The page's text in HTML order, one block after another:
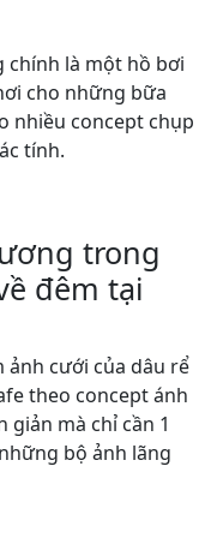
chính là một hồ bơi
cho những bữa
nhiều concept chụp
tính.
trong
đêm tại
ảnh cưới của dâu rể
theo concept ánh
giản mà chỉ cần 1
bộ ảnh lãng